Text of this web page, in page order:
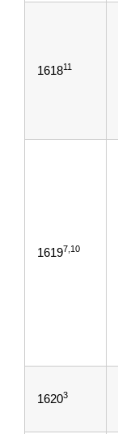
161811
16197,10
16203